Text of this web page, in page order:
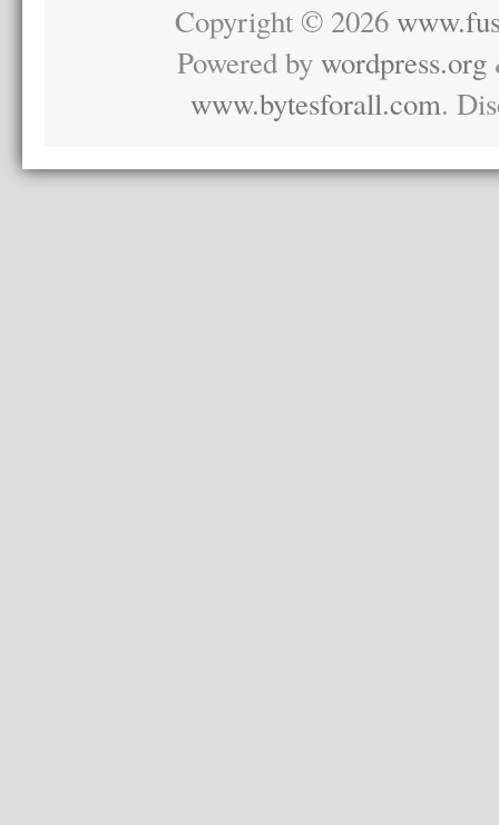
Copyright © 2026
Powered bywordpress.org
www.bytesforall.com.